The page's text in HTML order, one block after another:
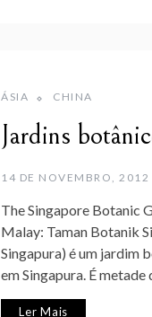
ÁSIA CHINA
Jardins
14 DE NOVEMBRO, 2012
The Singapore Botanic
Malay: Taman Botanik
Singapura) é um jardim
em Singapura. É metade
Ler Mais